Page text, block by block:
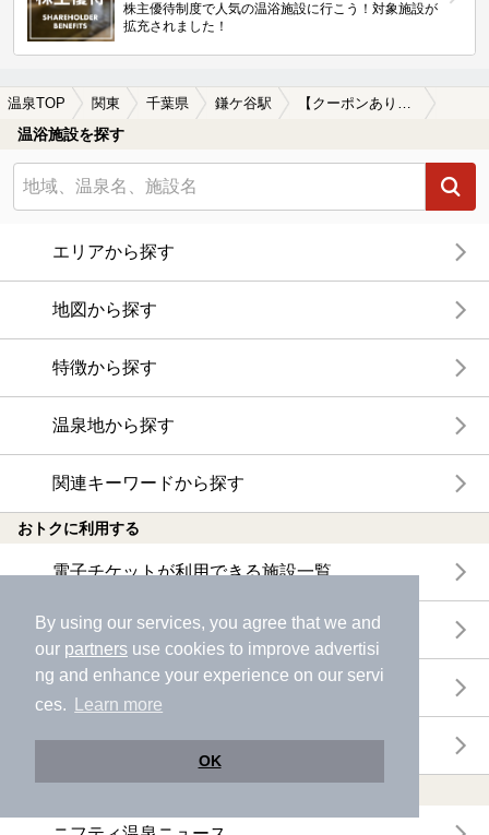
By using our services, you agree that we and
our partners use cookies to improve advertisi
ng and enhance your experience on our servi
ces.
Learn more
OK
株主優待制度で人気の温浴施設に行こう！対象施設が
拡充されました！
温泉TOP 関東 千葉県 鎌ケ谷駅 【クーポンあり】マッサージ、エステがある鎌ケ谷駅近くの温泉、日帰り温泉、スーパー銭湯おすすめ
温浴施設を探す
エリアから探す
地図から探す
特徴から探す
温泉地から探す
関連キーワードから探す
おトクに利用する
電子チケットが利用できる施設一覧
クーポンが利用できる施設一覧
おすすめ電子チケット・クーポン一覧
今月の新着電子チケット・クーポン一覧